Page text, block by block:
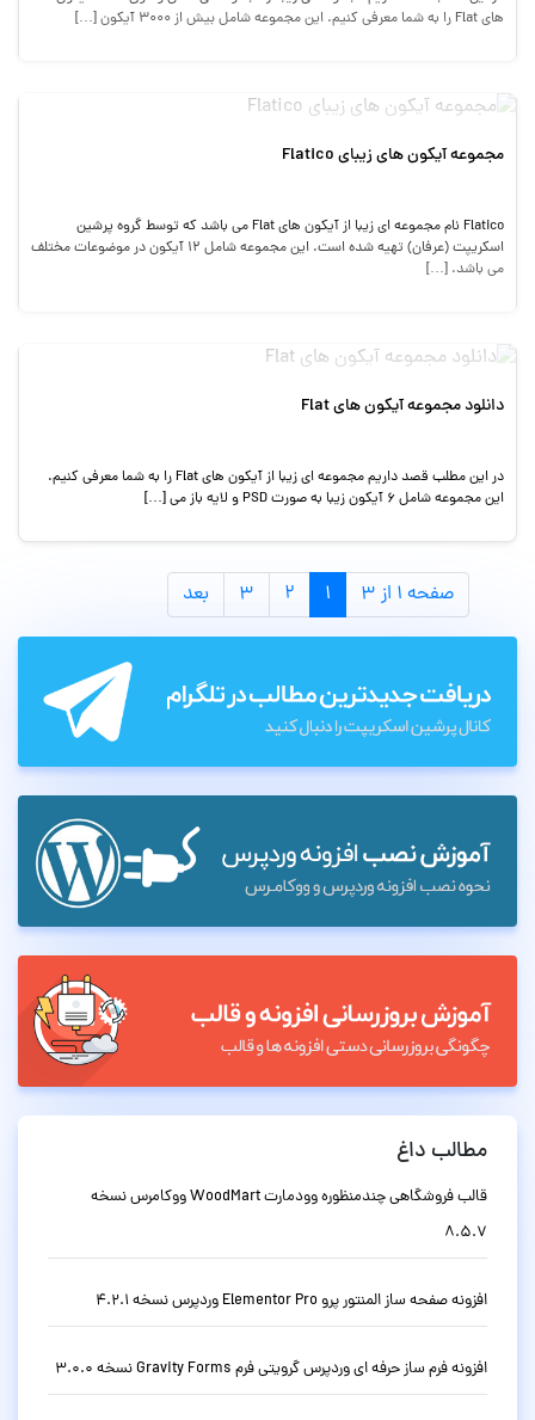
های Flat را به شما معرفی کنیم. این مجموعه شامل بیش از 3000 آیکون […]
مجموعه آیکون های زیبای Flatico
Flatico نام مجموعه ای زیبا از آیکون های Flat می باشد که توسط گروه پرشین
اسکریپت (عرفان) تهیه شده است. این مجموعه شامل 12 آیکون در موضوعات مختلف
می باشد. […]
دانلود مجموعه آیکون های Flat
در این مطلب قصد داریم مجموعه ای زیبا از آیکون های Flat را به شما معرفی کنیم.
این مجموعه شامل 6 آیکون زیبا به صورت PSD و لایه باز می […]
صفحه ۱ از ۳ ۱ ۲ ۳ بعد
مطالب داغ
قالب فروشگاهی چندمنظوره وودمارت WoodMart ووکامرس نسخه
8.5.7
افزونه صفحه ساز المنتور پرو Elementor Pro وردپرس نسخه 4.2.1
افزونه فرم ساز حرفه ای وردپرس گرویتی فرم Gravity Forms نسخه 3.0.0